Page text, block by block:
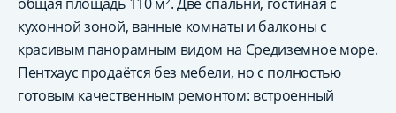
кухонной зоной, ванные комнаты и балконы с
красивым панорамным видом на Средиземное море.
Пентхаус продаётся без мебели, но с полностью
готовым качественным ремонтом: встроенный